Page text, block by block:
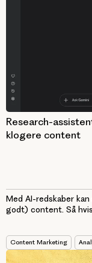
Research-
klogere content
Med AI-redskaber
godt) content. Så
Content Marketing